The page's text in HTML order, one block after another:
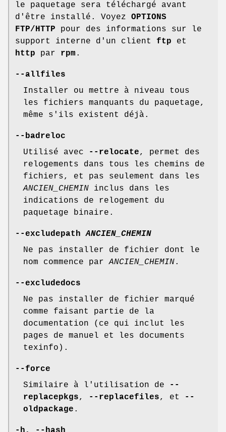
le paquetage sera téléchargé avant
d'être installé. Voyez OPTIONS
FTP/HTTP pour des informations sur le
support interne d'un client ftp et
http par rpm .
--allfiles
Installer ou mettre à niveau tous
les fichiers manquants du paquetage,
même s'ils existent déjà.
--badreloc
Utilisé avec
--relocate, permet des
relogements dans tous les chemins de
fichiers, et pas seulement dans les
ANCIEN_CHEMIN inclus dans les
indications de relogement du
paquetage binaire.
--excludepathANCIEN_CHEMIN
Ne pas installer de fichier dont le
nom commence parANCIEN_CHEMIN.
--excludedocs
Ne pas installer de fichier marqué
comme faisant partie de la
documentation (ce qui inclut les
pages de manuel et les documents
texinfo).
--force
Similaire à l'utilisation de
--
replacepkgs, --replacefiles, et
--
oldpackage .